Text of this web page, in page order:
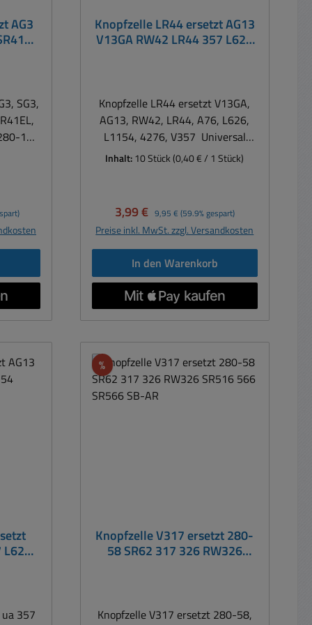
AG3
SG3,
18,
SG3,
18,
547,
und
Knopfzelle LR44 ersetzt AG13
V13GA RW42 LR44 357 L626
Knopfzelle LR44 ersetzt V13GA,
AG13, RW42, LR44, A76, L626,
L1154, 4276, V357 Universal
Knopfzelle für digitale Uhren,
Anwendungen Ersetzt unter
anderen V13GA, AG13, RW42,
LR44, A76, L626, L1154, 4276,
V357 Hitze- und kältebeständig,
bis zu 4 Jahren Lagerfähigkeit
ohne Leistungsverlust Knopfzelle
Premium Alkaline Batterien mit
nein ) Durchmeeser: 11,6mm /
Höhe: 5,4mm Lieferumfang: 10er-
Packung
Inhalt:10 Stück(0,40 € / 1 Stück)
Verkaufspreis:
3,99 € Regulärer Preis:
9,95 € (59.9% gespart)
Preise inkl. MwSt. zzgl. Versandkosten
In den Warenkorb
L626
357
%Rabatt
Knopfzelle V317 ersetzt 280-
58 SR62 317 326 RW326
Knopfzelle V317 ersetzt 280-58,